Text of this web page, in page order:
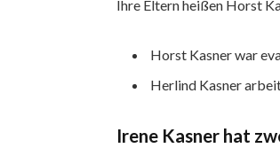
Ihre Eltern heißen Horst
Horst Kasner war
Herlind Kasner
Irene Kasner hat